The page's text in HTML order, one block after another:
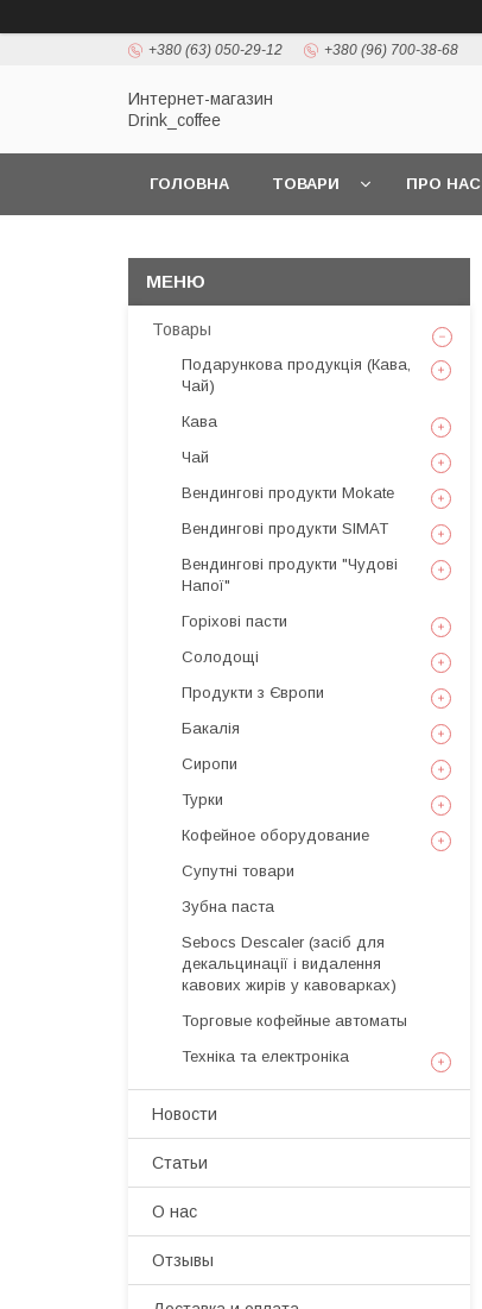
+380 (63) 050-29-12 +380 (96) 700-38-68
Интернет-магазин
Drink_coffee
ГОЛОВНА ТОВАРИ ПРО НАС
Товары
Подарункова продукція (Кава,
Чай)
Кава
Чай
Вендингові продукти Mokate
Вендингові продукти SIMAT
Вендингові продукти "Чудові
Напої"
Горіхові пасти
Солодощі
Продукти з Європи
Бакалія
Сиропи
Турки
Кофейное оборудование
Супутні товари
Зубна паста
Sebocs Descaler (засіб для
декальцинації і видалення
кавових жирів у кавоварках)
Торговые кофейные автоматы
Техніка та електроніка
Новости
Статьи
О нас
Отзывы